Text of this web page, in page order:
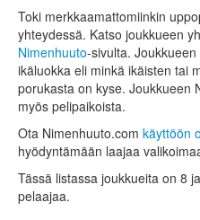
Toki merkkaamattomiinkin
yhteydessä. Katso joukkueen
Nimenhuuto-sivulta.
ikäluokka eli minkä ikäisten tai
porukasta on kyse. Joukkueen
myös pelipaikoista.
Ota Nimenhuuto.com käyttöön
hyödyntämään laajaa
Tässä listassa joukkueita on 8
pelaajaa.